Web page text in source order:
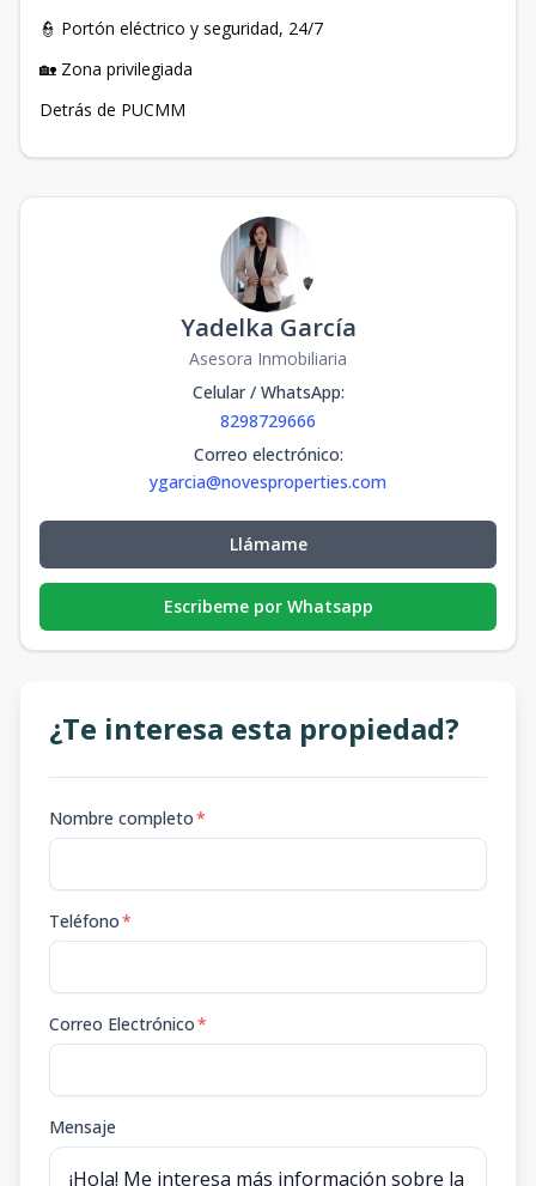
👮 Portón eléctrico y seguridad, 24/7
🏡 Zona privilegiada
Detrás de PUCMM
Yadelka García
Asesora Inmobiliaria
Celular / WhatsApp:
8298729666
Correo electrónico:
ygarcia@novesproperties.com
Llámame
Escribeme por Whatsapp
¿Te interesa esta propiedad?
Nombre completo*
Teléfono*
Correo Electrónico*
Mensaje